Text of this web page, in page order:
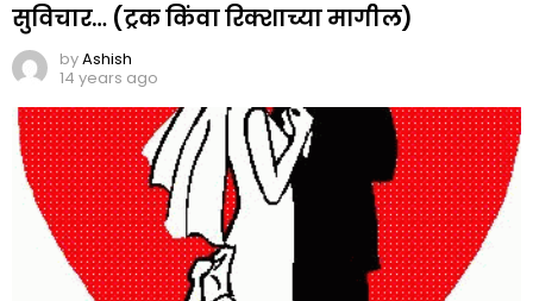
सुविचार… (ट्रक किंवा रिक्शाच्या मागील)
byAshish
14 years ago